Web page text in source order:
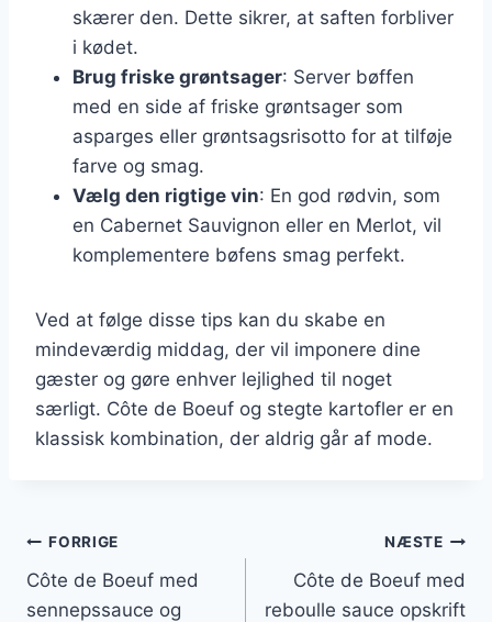
skærer den. Dette sikrer, at saften forbliver
i kødet.
Brug friske grøntsager: Server bøffen
med en side af friske grøntsager som
asparges eller grøntsagsrisotto for at tilføje
farve og smag.
Vælg den rigtige vin: En god rødvin, som
en Cabernet Sauvignon eller en Merlot, vil
komplementere bøfens smag perfekt.
Ved at følge disse tips kan du skabe en
mindeværdig middag, der vil imponere dine
gæster og gøre enhver lejlighed til noget
særligt. Côte de Boeuf og stegte kartofler er en
klassisk kombination, der aldrig går af mode.
Indlægsnavigation
FORRIGE
Côte de Boeuf med
sennepssauce og
NÆSTE
Côte de Boeuf med
reboulle sauce opskrift